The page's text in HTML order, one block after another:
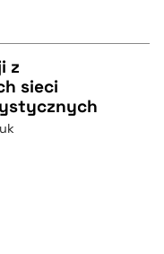
z
sieci